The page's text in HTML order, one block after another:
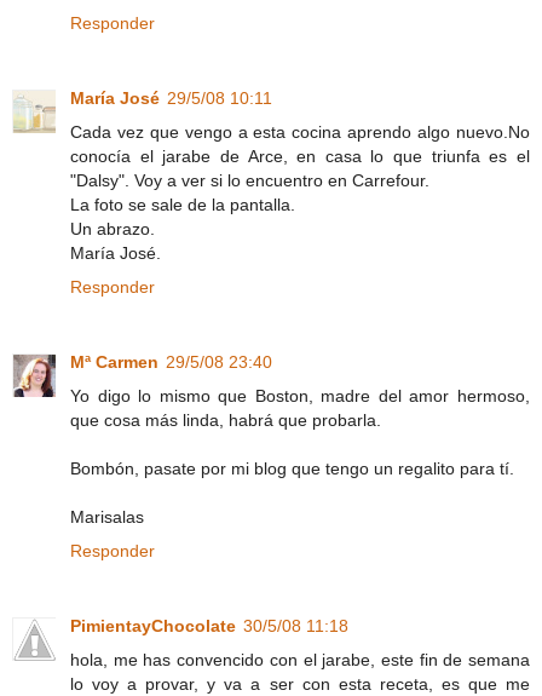
Responder
María José 29/5/08 10:11
Cada vez que vengo a esta cocina aprendo algo nuevo.No
conocía el jarabe de Arce, en casa lo que triunfa es el
"Dalsy". Voy a ver si lo encuentro en Carrefour.
La foto se sale de la pantalla.
Un abrazo.
María José.
Responder
Mª Carmen 29/5/08 23:40
Yo digo lo mismo que Boston, madre del amor hermoso,
que cosa más linda, habrá que probarla.
Bombón, pasate por mi blog que tengo un regalito para tí.
Marisalas
Responder
PimientayChocolate 30/5/08 11:18
hola, me has convencido con el jarabe, este fin de semana
lo voy a provar, y va a ser con esta receta, es que me